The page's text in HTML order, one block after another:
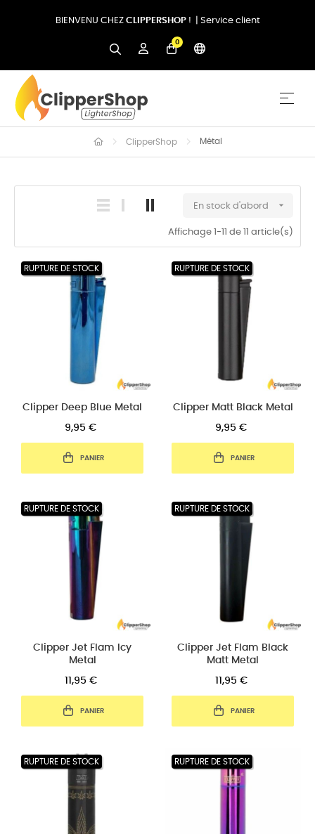
BIENVENU CHEZ CLIPPERSHOP! | Service client
0
☰
ClipperShop Métal
En stock d'abord 
Affichage 1-11 de 11 article(s)
RUPTURE DE STOCK
Clipper Deep Blue Metal
9,95 €
PANIER
RUPTURE DE STOCK
Clipper Matt Black Metal
9,95 €
PANIER
RUPTURE DE STOCK
Clipper Jet Flam Icy
Metal
11,95 €
PANIER
RUPTURE DE STOCK
Clipper Jet Flam Black
Matt Metal
11,95 €
PANIER
RUPTURE DE STOCK RUPTURE DE STOCK